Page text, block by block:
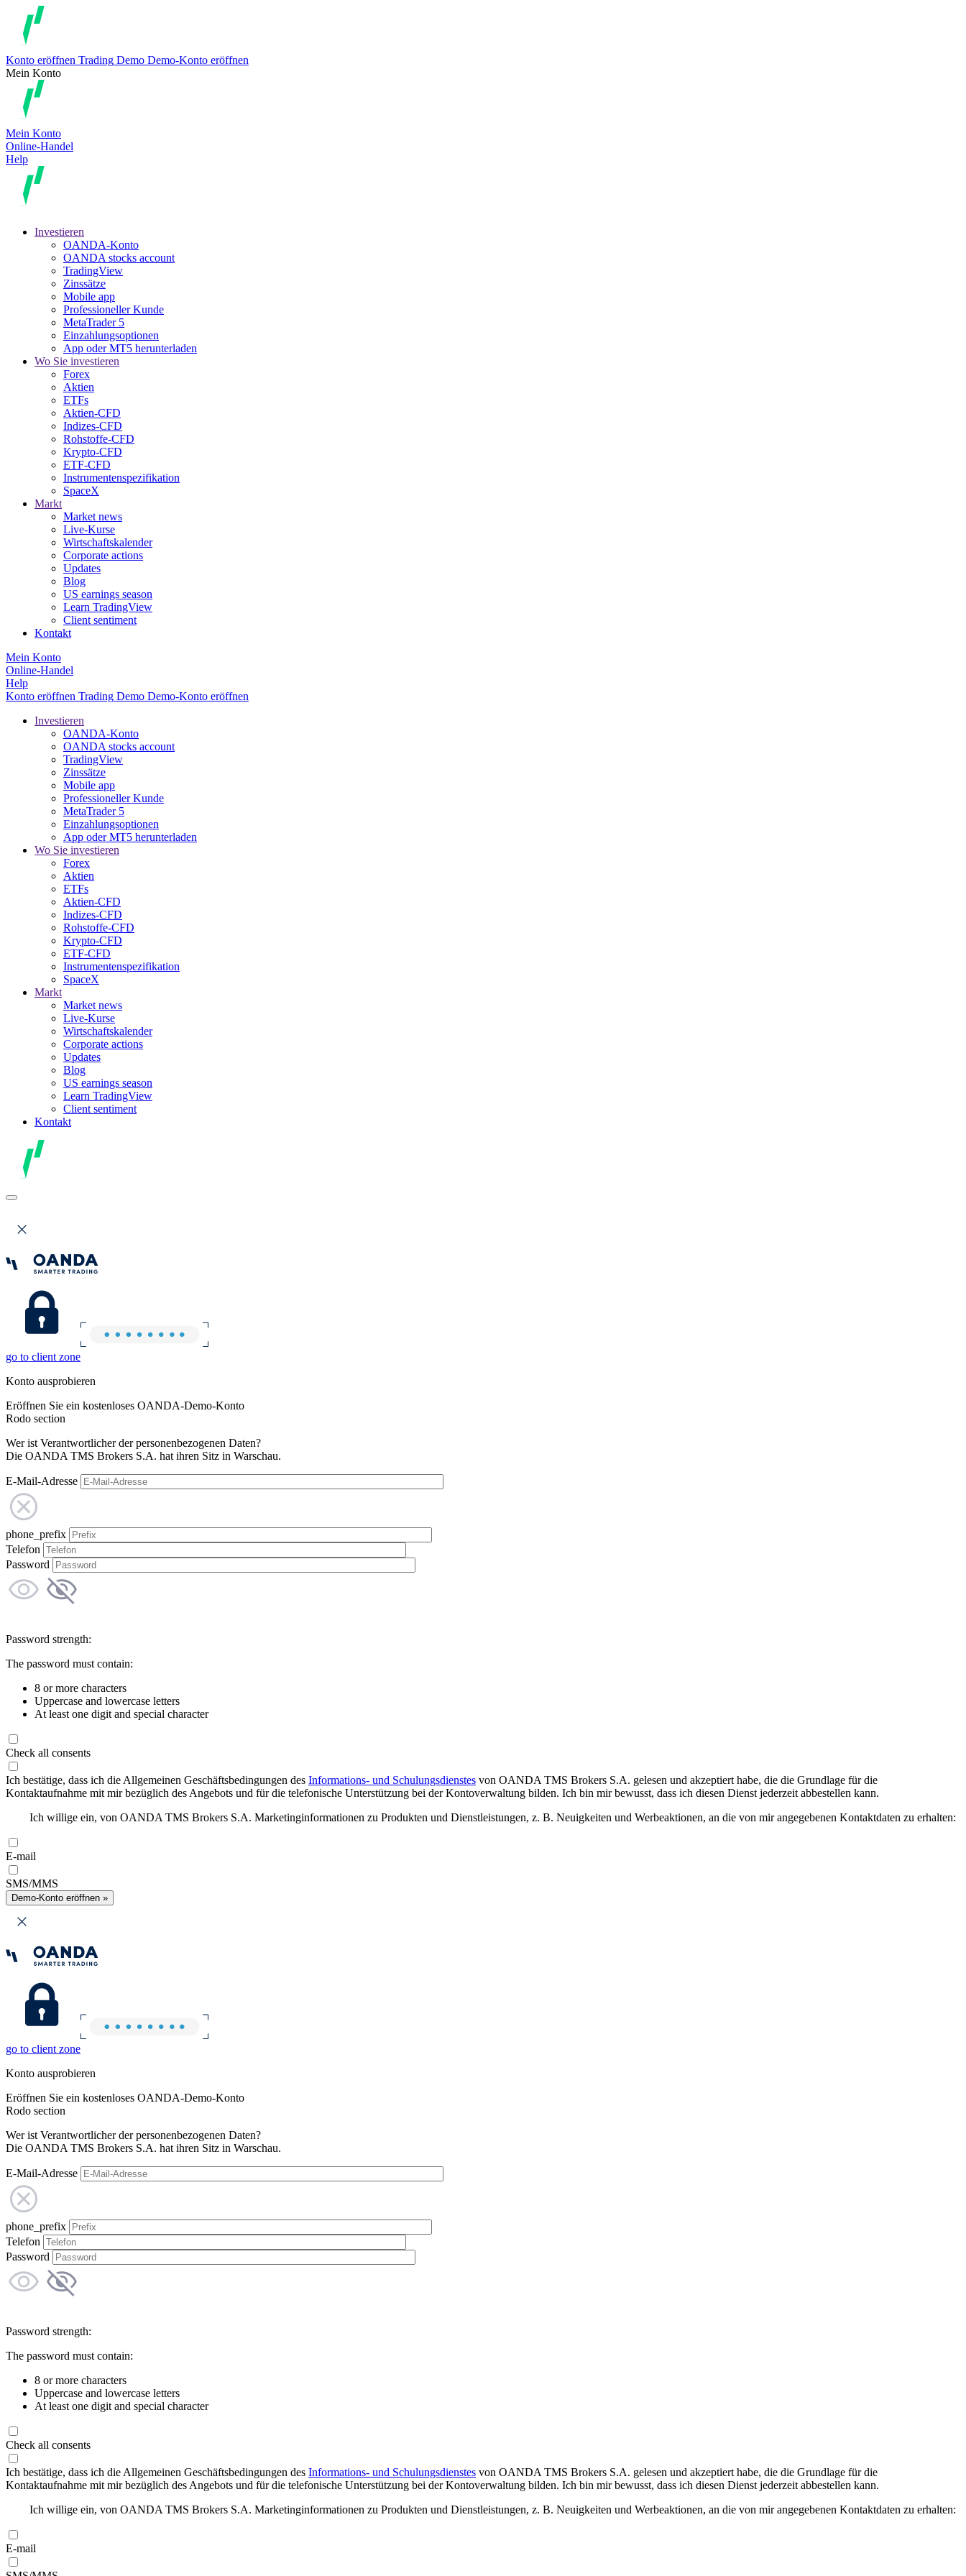
Konto eröffnen Trading Demo Demo-Konto eröffnen
Mein Konto
Mein Konto
Online-Handel
Help
Investieren
OANDA-Konto
OANDA stocks account
TradingView
Zinssätze
Mobile app
Professioneller Kunde
MetaTrader 5
Einzahlungsoptionen
App oder MT5 herunterladen
Wo Sie investieren
Forex
Aktien
ETFs
Aktien-CFD
Indizes-CFD
Rohstoffe-CFD
Krypto-CFD
ETF-CFD
Instrumentenspezifikation
SpaceX
Markt
Market news
Live-Kurse
Wirtschaftskalender
Corporate actions
Updates
Blog
US earnings season
Learn TradingView
Client sentiment
Kontakt
Mein Konto
Online-Handel
Help
Konto eröffnen Trading Demo Demo-Konto eröffnen
Investieren
OANDA-Konto
OANDA stocks account
TradingView
Zinssätze
Mobile app
Professioneller Kunde
MetaTrader 5
Einzahlungsoptionen
App oder MT5 herunterladen
Wo Sie investieren
Forex
Aktien
ETFs
Aktien-CFD
Indizes-CFD
Rohstoffe-CFD
Krypto-CFD
ETF-CFD
Instrumentenspezifikation
SpaceX
Markt
Market news
Live-Kurse
Wirtschaftskalender
Corporate actions
Updates
Blog
US earnings season
Learn TradingView
Client sentiment
Kontakt
go to client zone
Konto ausprobieren
Eröffnen Sie ein kostenloses OANDA-Demo-Konto
Rodo section
Wer ist Verantwortlicher der personenbezogenen Daten?
Die OANDA TMS Brokers S.A. hat ihren Sitz in Warschau.
E-Mail-Adresse
phone_prefix
Telefon
Password
Password strength:
The password must contain:
8 or more characters
Uppercase and lowercase letters
At least one digit and special character
Check all consents
Ich bestätige, dass ich die Allgemeinen Geschäftsbedingungen des Informations- und Schulungsdienstes von OANDA TMS Brokers S.A. gelesen und akzeptiert habe, die die Grundlage für die
Kontaktaufnahme mit mir bezüglich des Angebots und für die telefonische Unterstützung bei der Kontoverwaltung bilden. Ich bin mir bewusst, dass ich diesen Dienst jederzeit abbestellen kann.
Ich willige ein, von OANDA TMS Brokers S.A. Marketinginformationen zu Produkten und Dienstleistungen, z. B. Neuigkeiten und Werbeaktionen, an die von mir angegebenen Kontaktdaten zu erhalten:
E-mail
SMS/MMS
Demo-Konto eröffnen »
go to client zone
Konto ausprobieren
Eröffnen Sie ein kostenloses OANDA-Demo-Konto
Rodo section
Wer ist Verantwortlicher der personenbezogenen Daten?
Die OANDA TMS Brokers S.A. hat ihren Sitz in Warschau.
E-Mail-Adresse
phone_prefix
Telefon
Password
Password strength:
The password must contain:
8 or more characters
Uppercase and lowercase letters
At least one digit and special character
Check all consents
Ich bestätige, dass ich die Allgemeinen Geschäftsbedingungen des Informations- und Schulungsdienstes von OANDA TMS Brokers S.A. gelesen und akzeptiert habe, die die Grundlage für die
Kontaktaufnahme mit mir bezüglich des Angebots und für die telefonische Unterstützung bei der Kontoverwaltung bilden. Ich bin mir bewusst, dass ich diesen Dienst jederzeit abbestellen kann.
Ich willige ein, von OANDA TMS Brokers S.A. Marketinginformationen zu Produkten und Dienstleistungen, z. B. Neuigkeiten und Werbeaktionen, an die von mir angegebenen Kontaktdaten zu erhalten:
E-mail